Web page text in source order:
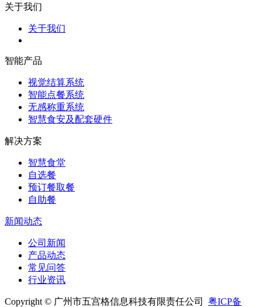
关于我们
关于我们
智能产品
视觉结算系统
智能点餐系统
无感称重系统
智慧食安及配套硬件
解决方案
智慧食堂
自选餐
预订餐取餐
自助餐
新闻动态
公司新闻
产品动态
常见问答
行业资讯
Copyright © 广州市五宫格信息科技有限责任公司 粤ICP备